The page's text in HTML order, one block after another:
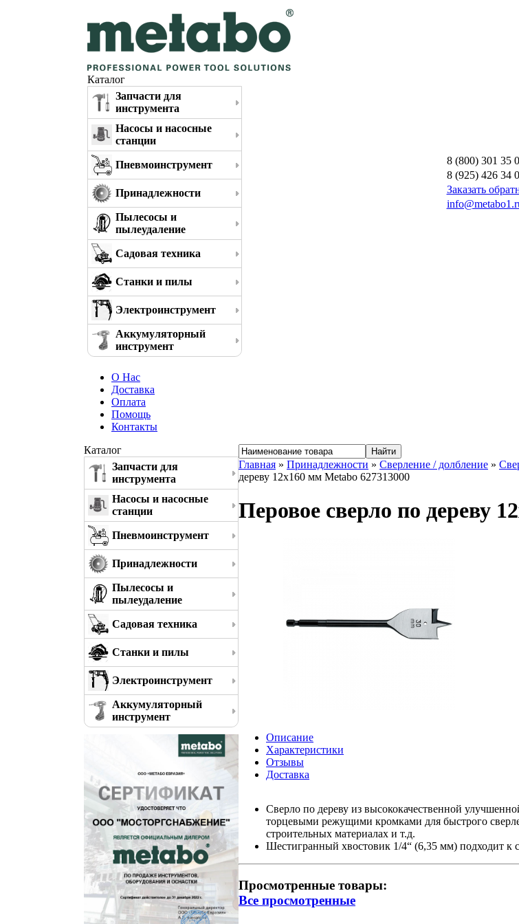
Каталог
Запчасти для
инструмента
Насосы и насосные
станции
Пневмоинструмент
Принадлежности
Пылесосы и
пылеудаление
Садовая техника
Станки и пилы
Электроинструмент
Аккумуляторный
инструмент
8 (800) 301 35
8 (925) 426 34
Заказать
О Нас
Доставка
Оплата
Помощь
Контакты
Каталог
Запчасти для
инструмента
Насосы и насосные
станции
Пневмоинструмент
Принадлежности
Пылесосы и
пылеудаление
Садовая техника
Станки и пилы
Электроинструмент
Аккумуляторный
инструмент
Главная » Принадлежности » Сверление / долбление »
дереву 12x160 мм Metabo 627313000
Перовое сверло по дереву
Описание
Характеристики
Отзывы
Доставка
Сверло по дереву из высококачественной
торцевыми режущими кромками для быстрого
строительных материалах и т.д.
Шестигранный хвостовик 1/4“ (6,35 мм) подходит к
Просмотренные товары:
Все просмотренные